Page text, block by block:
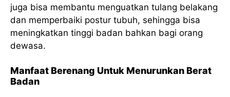
juga bisa membantu menguatkan tulang belakang
dan memperbaiki postur tubuh, sehingga bisa
meningkatkan tinggi badan bahkan bagi orang
dewasa.
Manfaat Berenang Untuk Menurunkan Berat
Badan